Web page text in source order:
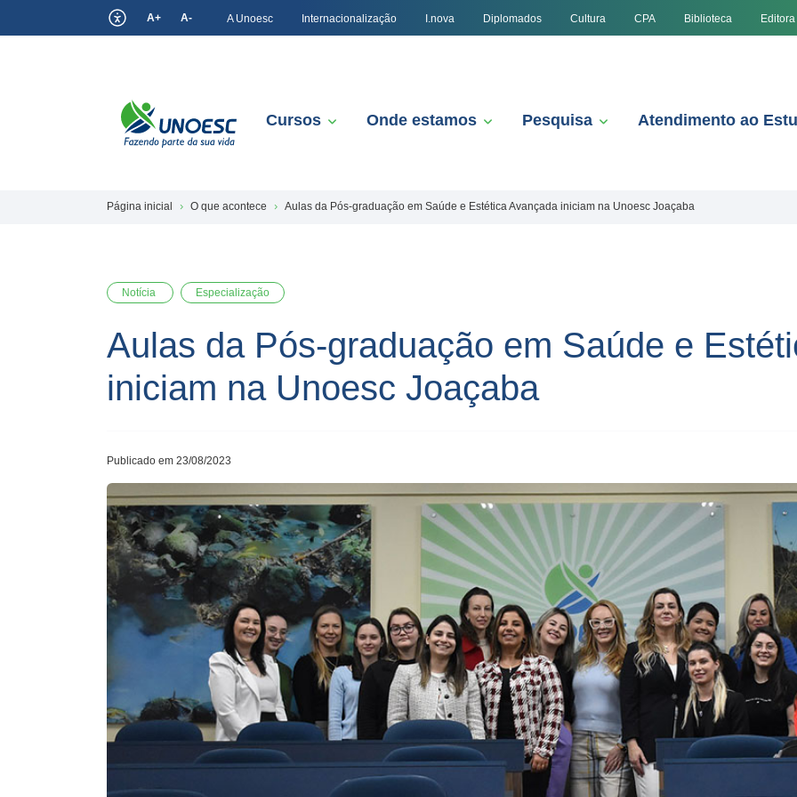
A+ A- A Unoesc Internacionalização I.nova Diplomados Cultura CPA Biblioteca Editora
Cursos Onde estamos Pesquisa Atendimento ao
Página inicial O que acontece Aulas da Pós-graduação em Saúde e Estética Avançada iniciam na Unoesc Joaçaba
Notícia Especialização
Aulas da Pós-graduação em Saúde e
iniciam na Unoesc Joaçaba
Publicado em 23/08/2023